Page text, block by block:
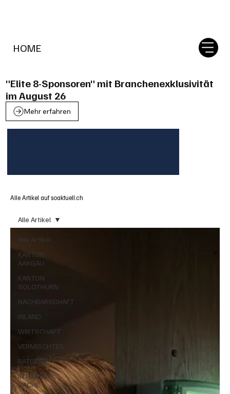
HOME
"Elite 8-Sponsoren" mit Branchenexklusivität
im August 26
Mehr erfahren
Alle Artikel auf soaktuell.ch
Alle Artikel
KANTON
AARGAU
KANTON
SOLOTHURN
NACHBARSCHAFT
INLAND
WIRTSCHAFT
VERMISCHTES
RATGEBER
IN EIGENER
SACHE
Alle Artikel